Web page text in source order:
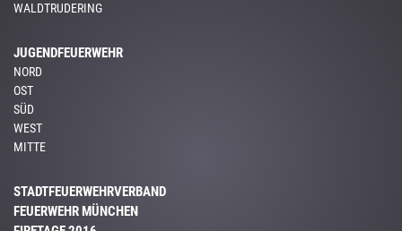
WALDTRUDERING
JUGENDFEUERWEHR
NORD
OST
SÜD
WEST
MITTE
STADTFEUERWEHRVERBAND
FEUERWEHR MÜNCHEN